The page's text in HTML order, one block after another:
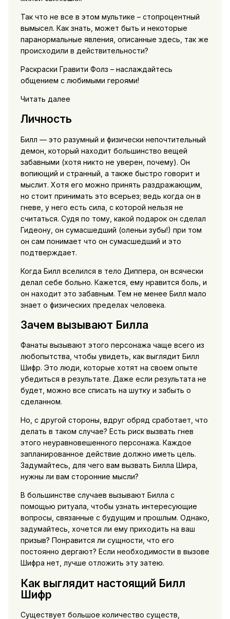
Так что не все в этом мультике – стопроцентный
вымысел. Как знать, может быть и некоторые
паранормальные явления, описанные здесь, так же
происходили в действительности?
Раскраски Гравити Фолз – наслаждайтесь
общением с любимыми героями!
Читать далее
Личность
Билл — это разумный и физически непочтительный
демон, который находит большинство вещей
забавными (хотя никто не уверен, почему). Он
вопиющий и странный, а также быстро говорит и
мыслит. Хотя его можно принять раздражающим,
но стоит принимать это всерьез; ведь когда он в
гневе, у него есть сила, с которой нельзя не
считаться. Судя по тому, какой подарок он сделал
Гидеону, он сумасшедший (оленьи зубы!) при том
он сам понимает что он сумасшедший и это
подтверждает.
Когда Билл вселился в тело Диппера, он всячески
делал себе больно. Кажется, ему нравится боль, и
он находит это забавным. Тем не менее Билл мало
знает о физических пределах человека.
Зачем вызывают Билла
Фанаты вызывают этого персонажа чаще всего из
любопытства, чтобы увидеть, как выглядит Билл
Шифр. Это люди, которые хотят на своем опыте
убедиться в результате. Даже если результата не
будет, можно все списать на шутку и забыть о
сделанном.
Но, с другой стороны, вдруг обряд сработает, что
делать в таком случае? Есть риск вызвать гнев
этого неуравновешенного персонажа. Каждое
запланированное действие должно иметь цель.
Задумайтесь, для чего вам вызвать Билла Шира,
нужны ли вам сторонние мысли?
В большинстве случаев вызывают Билла с
помощью ритуала, чтобы узнать интересующие
вопросы, связанные с будущим и прошлым. Однако,
задумайтесь, хочется ли ему приходить на ваш
призыв? Понравится ли сущности, что его
постоянно дергают? Если необходимости в вызове
Шифра нет, лучше отложить эту затею.
Как выглядит настоящий Билл
Шифр
Существует большое количество существ,